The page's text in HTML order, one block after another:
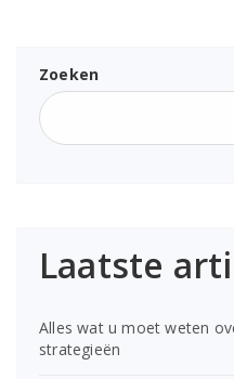
Zoeken
Laatste
Alles wat u moet weten
strategieën